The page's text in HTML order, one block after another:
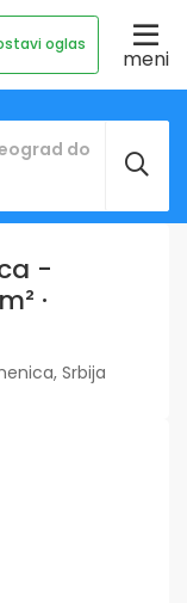
oglas
meni
-
·
Srbija